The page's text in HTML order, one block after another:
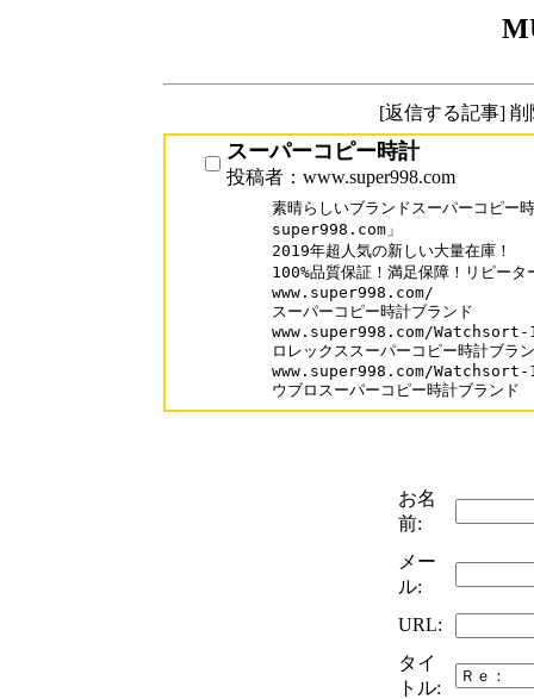
[返信する記事]
スーパーコピー時計
投稿者：www.super998.com
素晴らしいブランドスーパーコピー
super998.com」
2019年超人気の新しい大量在庫！
100%品質保証！満足保障！リピー
www.super998.com/
スーパーコピー時計ブランド
www.super998.com/
ロレックススーパーコピー時計ブラ
www.super998.com/
ウブロスーパーコピー時計ブランド
お名
前:
メー
ル:
URL:
タイ
トル: